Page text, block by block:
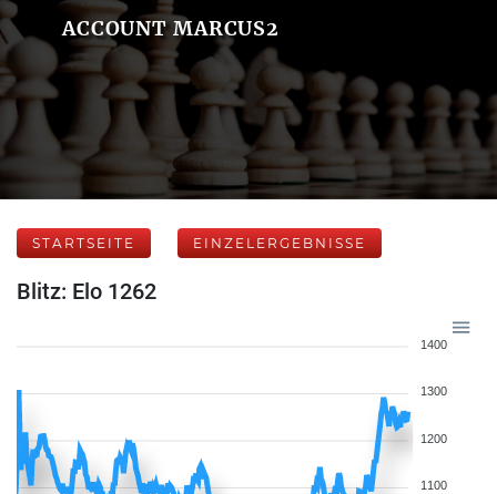
ACCOUNT MARCUS2
STARTSEITE EINZELERGEBNISSE
Blitz: Elo 1262
1400
1300
1200
1100